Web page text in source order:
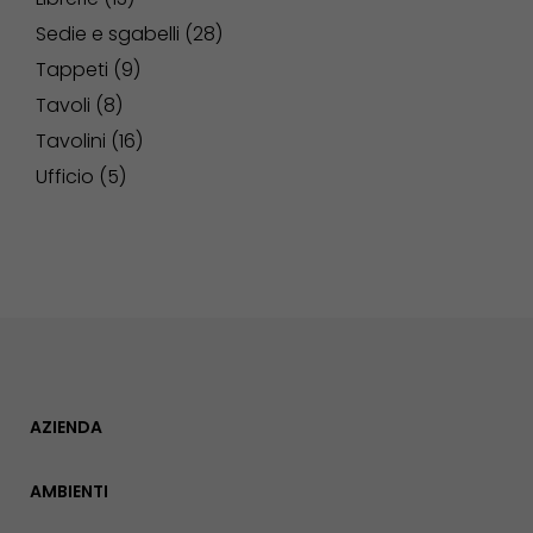
Sedie e sgabelli 28
Tappeti 9
Tavoli 8
Tavolini 16
Ufficio
5
AZIENDA
AMBIENTI